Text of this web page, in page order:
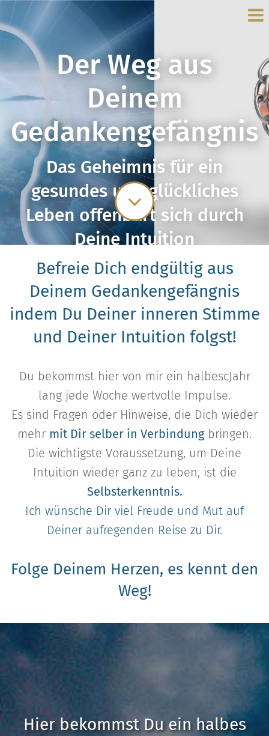
Der Weg aus
Deinem
Gedankengefängnis
Das Geheimnis für ein
gesundes und glückliches
Leben offenbart sich durch
Deine Intuition
Befreie Dich endgültig aus
Deinem Gedankengefängnis
indem Du Deiner inneren Stimme
und Deiner Intuition folgst!
Du bekommst hier von mir ein halbescJahr
lang jede Woche wertvolle Impulse.
Es sind Fragen oder Hinweise, die Dich wieder
mehr mit Dir selber in Verbindungbringen.
Die wichtigste Voraussetzung, um Deine
Intuition wieder ganz zu leben, ist die
Selbsterkenntnis.
Ich wünsche Dir viel Freude und Mut auf
Deiner aufregenden Reise zu Dir.
Folge Deinem Herzen, es kennt den
Weg!
Hier bekommst Du ein halbes